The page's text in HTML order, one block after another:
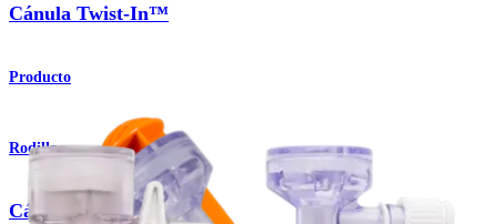
Cánula Twist-In™
Producto
Rodilla
Cánula Twist-In™